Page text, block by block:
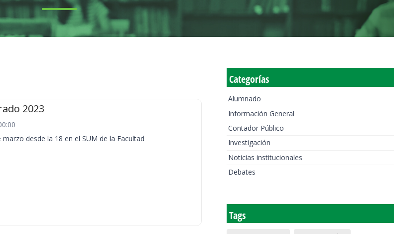
2023
desde la 18 en el SUM de la Facultad
Categorías
Alumnado
Información General
Contador Público
Investigación
Noticias institucionales
Debates
Tags